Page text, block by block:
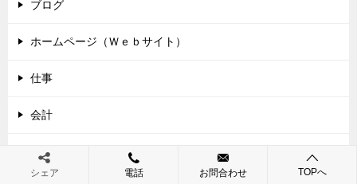
ブログ
ホームページ（Ｗｅｂサイト）
仕事
会計
医療費控除
シェア 電話 お問合わせ TOPへ